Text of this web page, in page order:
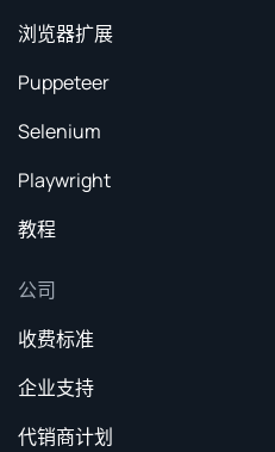
浏览器扩展
Puppeteer
Selenium
Playwright
教程
公司
收费标准
企业支持
代销商计划